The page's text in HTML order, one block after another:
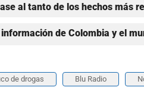
al tanto de los hechos más
de Colombia y el
de drogas Blu Radio